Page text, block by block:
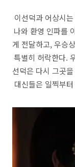
이선덕과 어상시
나와 환영 인파를
게 전달하고, 우승
특별히 허락한다.
선덕은 다시 그곳
대신들은 일찍부